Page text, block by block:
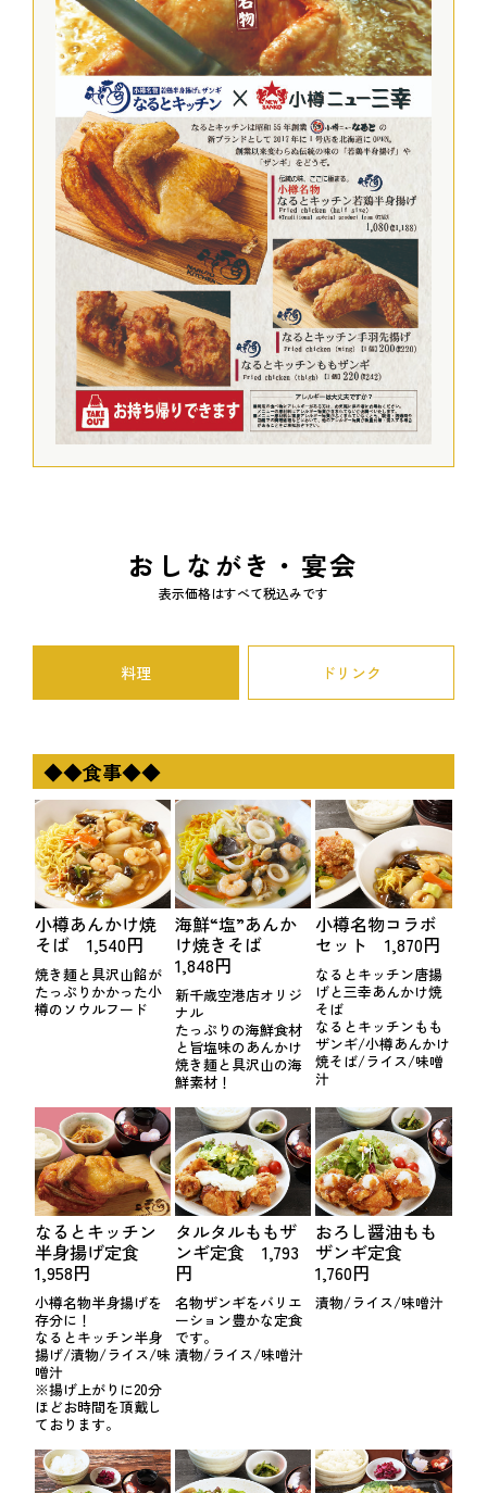
おしながき・宴会
表示価格はすべて税込みです
料理 ドリンク
◆◆食事◆◆
小樽あんかけ焼
そば 1,540円
焼き麺と具沢山餡が
たっぷりかかった小
樽のソウルフード
海鮮“塩”あんか
け焼きそば
1,848円
新千歳空港店オリジ
ナル
たっぷりの海鮮食材
と旨塩味のあんかけ
焼き麺と具沢山の海
鮮素材！
小樽名物コラボ
セット 1,870円
なるとキッチン唐揚
げと三幸あんかけ焼
そば
なるとキッチンもも
ザンギ/小樽あんかけ
焼そば/ライス/味噌
汁
なるとキッチン
半身揚げ定食
1,958円
小樽名物半身揚げを
存分に！
なるとキッチン半身
揚げ/漬物/ライス/味
噌汁
※揚げ上がりに20分
ほどお時間を頂戴し
ております。
タルタルももザ
ンギ定食 1,793
円
名物ザンギをバリエ
ーション豊かな定食
です。
漬物/ライス/味噌汁
おろし醤油もも
ザンギ定食
1,760円
漬物/ライス/味噌汁